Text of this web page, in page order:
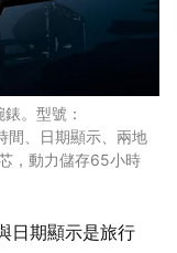
。型號：
、日期顯示、兩地
，動力儲存65小時
日期顯示是旅行